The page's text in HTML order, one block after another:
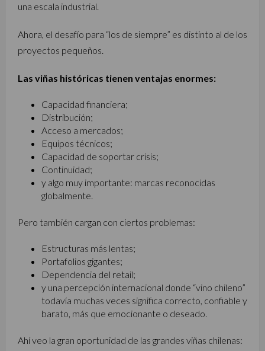
una escala industrial.
Ahora, el desafío para “los de siempre” es distinto al de los
proyectos pequeños.
Las viñas históricas tienen ventajas enormes:
Capacidad financiera;
Distribución;
Acceso a mercados;
Equipos técnicos;
Capacidad de soportar crisis;
Continuidad;
y algo muy importante: marcas reconocidas
globalmente.
Pero también cargan con ciertos problemas:
Estructuras más lentas;
Portafolios gigantes;
Dependencia del retail;
y una percepción internacional donde “vino chileno”
todavía muchas veces significa correcto, confiable y
barato, más que emocionante o deseado.
Ahí veo la gran oportunidad de las grandes viñas chilenas: